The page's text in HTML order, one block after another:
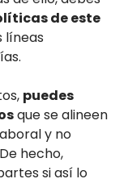
de este
líneas
puedes
que se alineen
y no
hecho,
si así lo